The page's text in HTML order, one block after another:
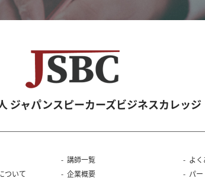
ジャパンスピーカーズビジネスカレッジ
ついて
講師一覧
企業概要
よ
パ